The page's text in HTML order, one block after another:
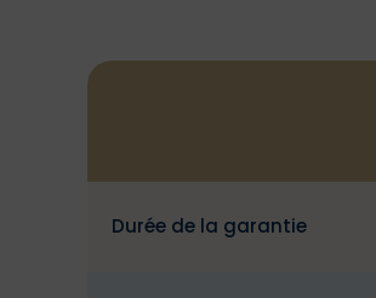
Durée de la garantie